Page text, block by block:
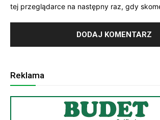
tej przeglądarce na następny raz, gdy
Reklama